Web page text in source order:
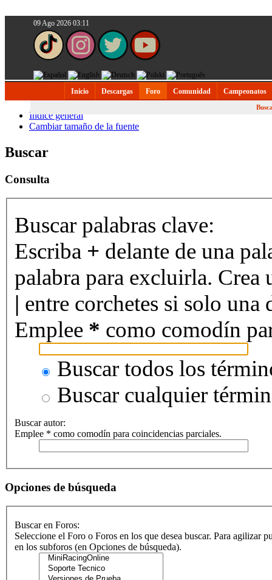
09 Ago 2026 03:11
Inicio Descargas Foro Comunidad Campeonatos
Índice general
Cambiar tamaño de la fuente
Buscar
Consulta
Buscar palabras clave:
Escriba + delante de una
palabra para excluirla. Crea
| entre corchetes si solo una
Emplee * como comodín
Buscar todos los
Buscar cualquier
Buscar autor:
Emplee * como comodín para coincidencias parciales.
Opciones de búsqueda
Buscar en Foros:
Seleccione el Foro o Foros en los que desea buscar. Para agilizar
en los subforos (en Opciones de búsqueda).